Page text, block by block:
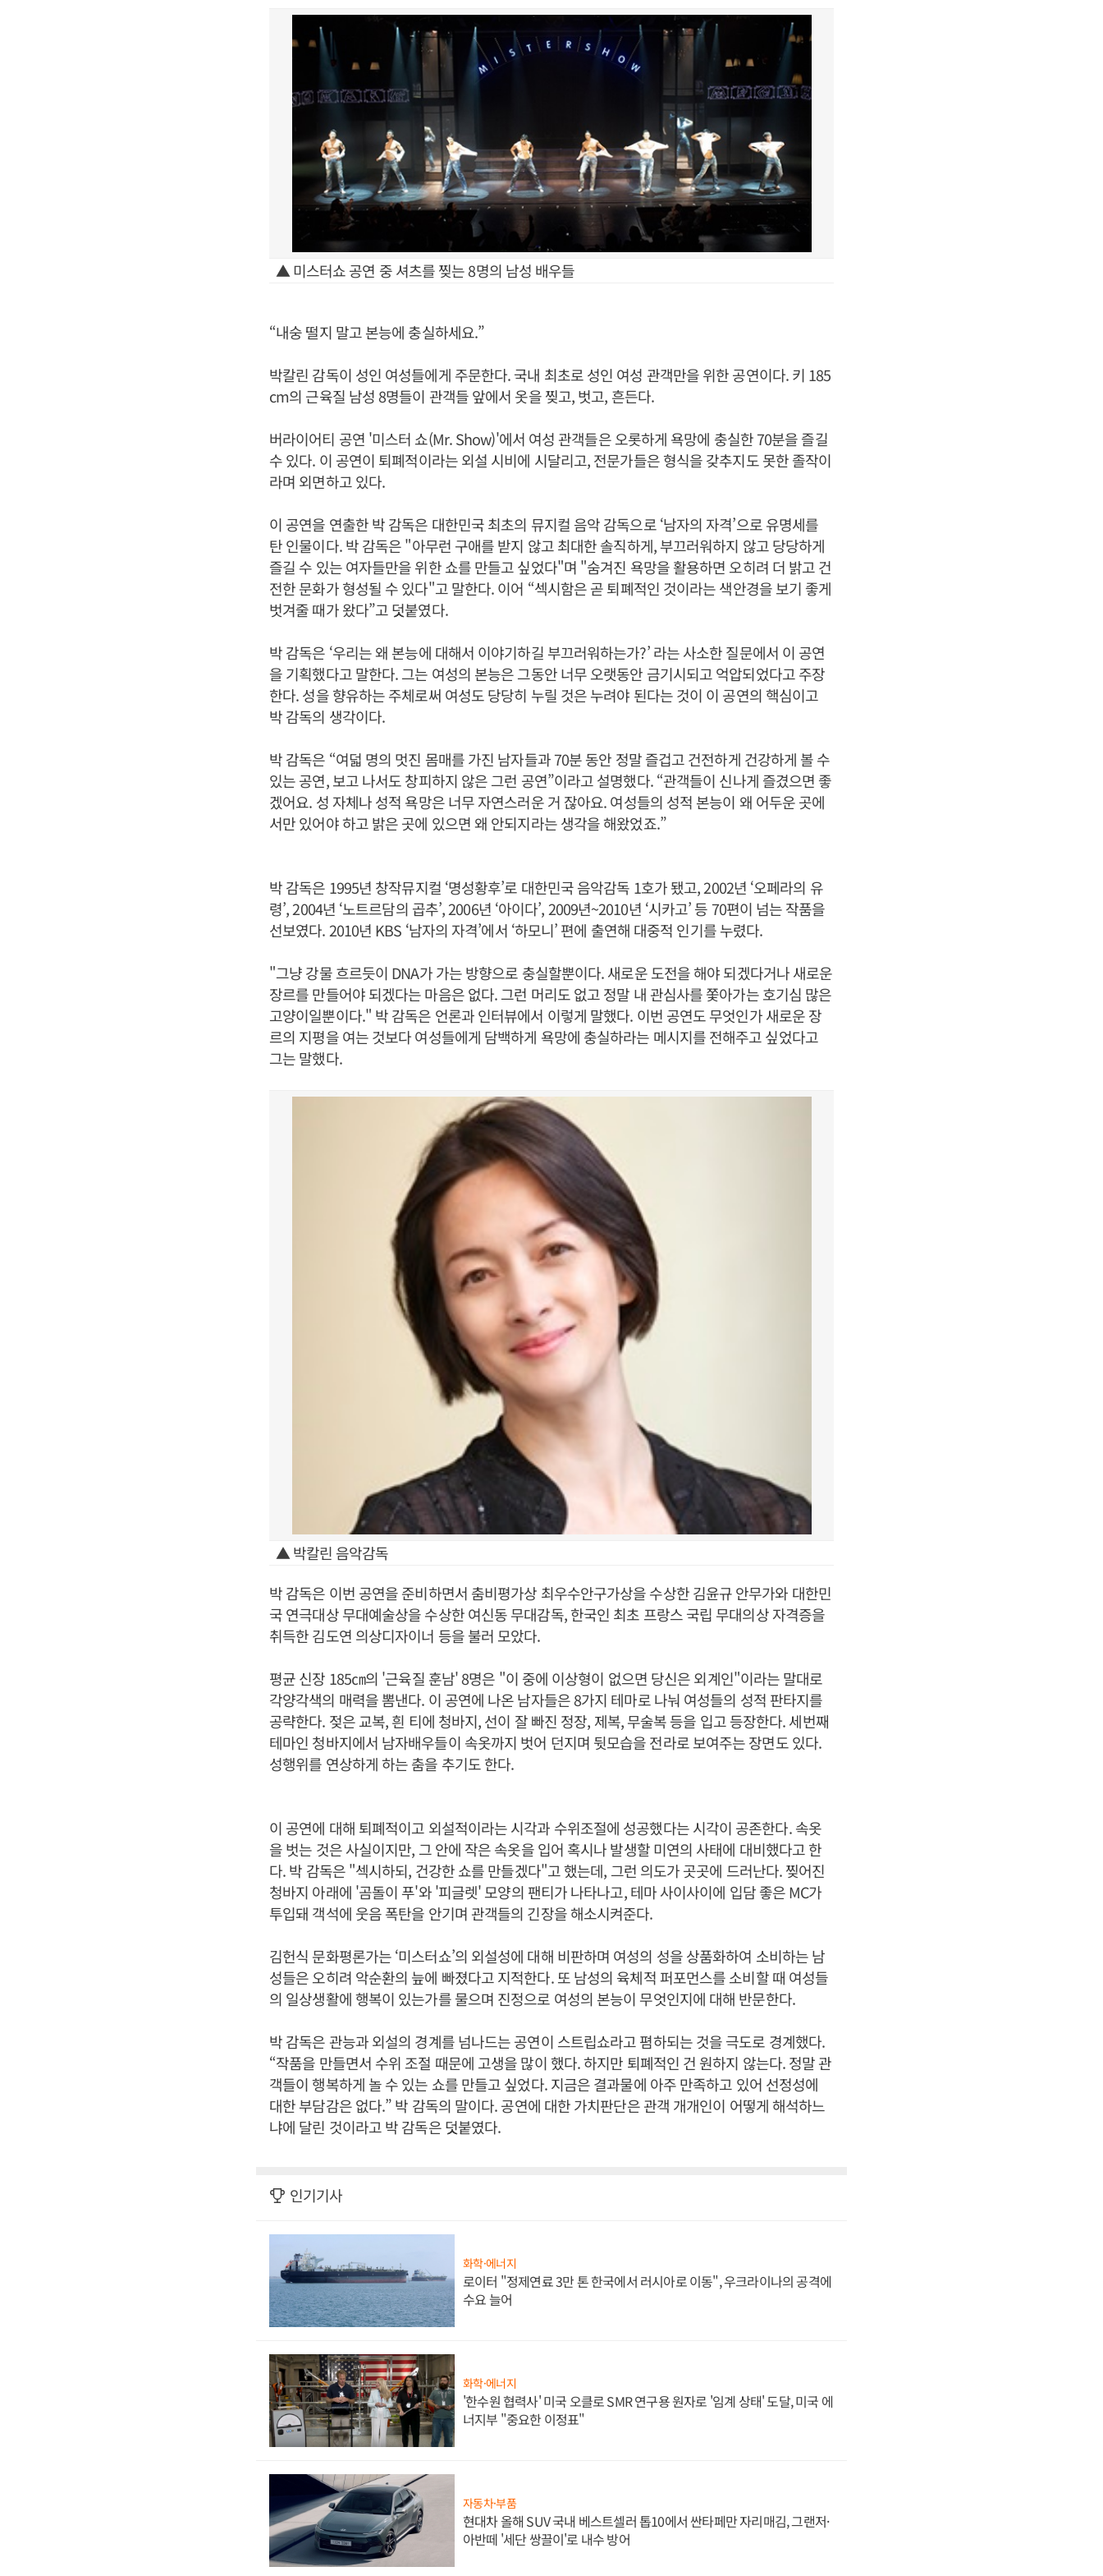
▲ 미스터쇼 공연 중 셔츠를 찢는 8명의 남성 배우들
“내숭 떨지 말고 본능에 충실하세요.”
박칼린 감독이 성인 여성들에게 주문한다. 국내 최초로 성인 여성 관객만을 위한 공연이다. 키 185
cm의 근육질 남성 8명들이 관객들 앞에서 옷을 찢고, 벗고, 흔든다.
버라이어티 공연 '미스터 쇼(Mr. Show)'에서 여성 관객들은 오롯하게 욕망에 충실한 70분을 즐길
수 있다. 이 공연이 퇴폐적이라는 외설 시비에 시달리고, 전문가들은 형식을 갖추지도 못한 졸작이
라며 외면하고 있다.
이 공연을 연출한 박 감독은 대한민국 최초의 뮤지컬 음악 감독으로 ‘남자의 자격’으로 유명세를
탄 인물이다. 박 감독은 "아무런 구애를 받지 않고 최대한 솔직하게, 부끄러워하지 않고 당당하게
즐길 수 있는 여자들만을 위한 쇼를 만들고 싶었다"며 "숨겨진 욕망을 활용하면 오히려 더 밝고 건
전한 문화가 형성될 수 있다"고 말한다. 이어 “섹시함은 곧 퇴폐적인 것이라는 색안경을 보기 좋게
벗겨줄 때가 왔다”고 덧붙였다.
박 감독은 ‘우리는 왜 본능에 대해서 이야기하길 부끄러워하는가?’ 라는 사소한 질문에서 이 공연
을 기획했다고 말한다. 그는 여성의 본능은 그동안 너무 오랫동안 금기시되고 억압되었다고 주장
한다. 성을 향유하는 주체로써 여성도 당당히 누릴 것은 누려야 된다는 것이 이 공연의 핵심이고
박 감독의 생각이다.
박 감독은 “여덟 명의 멋진 몸매를 가진 남자들과 70분 동안 정말 즐겁고 건전하게 건강하게 볼 수
있는 공연, 보고 나서도 창피하지 않은 그런 공연”이라고 설명했다. “관객들이 신나게 즐겼으면 좋
겠어요. 성 자체나 성적 욕망은 너무 자연스러운 거 잖아요. 여성들의 성적 본능이 왜 어두운 곳에
서만 있어야 하고 밝은 곳에 있으면 왜 안되지라는 생각을 해왔었죠.”
박 감독은 1995년 창작뮤지컬 ‘명성황후’로 대한민국 음악감독 1호가 됐고, 2002년 ‘오페라의 유
령’, 2004년 ‘노트르담의 곱추’, 2006년 ‘아이다’, 2009년~2010년 ‘시카고’ 등 70편이 넘는 작품을
선보였다. 2010년 KBS ‘남자의 자격’에서 ‘하모니’ 편에 출연해 대중적 인기를 누렸다.
"그냥 강물 흐르듯이 DNA가 가는 방향으로 충실할뿐이다. 새로운 도전을 해야 되겠다거나 새로운
장르를 만들어야 되겠다는 마음은 없다. 그런 머리도 없고 정말 내 관심사를 쫓아가는 호기심 많은
고양이일뿐이다." 박 감독은 언론과 인터뷰에서 이렇게 말했다. 이번 공연도 무엇인가 새로운 장
르의 지평을 여는 것보다 여성들에게 담백하게 욕망에 충실하라는 메시지를 전해주고 싶었다고
그는 말했다.
▲ 박칼린 음악감독
박 감독은 이번 공연을 준비하면서 춤비평가상 최우수안구가상을 수상한 김윤규 안무가와 대한민
국 연극대상 무대예술상을 수상한 여신동 무대감독, 한국인 최초 프랑스 국립 무대의상 자격증을
취득한 김도연 의상디자이너 등을 불러 모았다.
평균 신장 185㎝의 '근육질 훈남' 8명은 "이 중에 이상형이 없으면 당신은 외계인"이라는 말대로
각양각색의 매력을 뽐낸다. 이 공연에 나온 남자들은 8가지 테마로 나눠 여성들의 성적 판타지를
공략한다. 젖은 교복, 흰 티에 청바지, 선이 잘 빠진 정장, 제복, 무술복 등을 입고 등장한다. 세번째
테마인 청바지에서 남자배우들이 속옷까지 벗어 던지며 뒷모습을 전라로 보여주는 장면도 있다.
성행위를 연상하게 하는 춤을 추기도 한다.
이 공연에 대해 퇴폐적이고 외설적이라는 시각과 수위조절에 성공했다는 시각이 공존한다. 속옷
을 벗는 것은 사실이지만, 그 안에 작은 속옷을 입어 혹시나 발생할 미연의 사태에 대비했다고 한
다. 박 감독은 "섹시하되, 건강한 쇼를 만들겠다"고 했는데, 그런 의도가 곳곳에 드러난다. 찢어진
청바지 아래에 '곰돌이 푸'와 '피글렛' 모양의 팬티가 나타나고, 테마 사이사이에 입담 좋은 MC가
투입돼 객석에 웃음 폭탄을 안기며 관객들의 긴장을 해소시켜준다.
김헌식 문화평론가는 ‘미스터쇼’의 외설성에 대해 비판하며 여성의 성을 상품화하여 소비하는 남
성들은 오히려 악순환의 늪에 빠졌다고 지적한다. 또 남성의 육체적 퍼포먼스를 소비할 때 여성들
의 일상생활에 행복이 있는가를 물으며 진정으로 여성의 본능이 무엇인지에 대해 반문한다.
박 감독은 관능과 외설의 경계를 넘나드는 공연이 스트립쇼라고 폄하되는 것을 극도로 경계했다.
“작품을 만들면서 수위 조절 때문에 고생을 많이 했다. 하지만 퇴폐적인 건 원하지 않는다. 정말 관
객들이 행복하게 놀 수 있는 쇼를 만들고 싶었다. 지금은 결과물에 아주 만족하고 있어 선정성에
대한 부담감은 없다.” 박 감독의 말이다. 공연에 대한 가치판단은 관객 개개인이 어떻게 해석하느
냐에 달린 것이라고 박 감독은 덧붙였다.
인기기사
화학·에너지
로이터 "정제연료 3만 톤 한국에서 러시아로 이동", 우크라이나의 공격에
수요 늘어
화학·에너지
'한수원 협력사' 미국 오클로 SMR 연구용 원자로 '임계 상태' 도달, 미국 에
너지부 "중요한 이정표"
자동차·부품
현대차 올해 SUV 국내 베스트셀러 톱10에서 싼타페만 자리매김, 그랜저·
아반떼 '세단 쌍끌이'로 내수 방어